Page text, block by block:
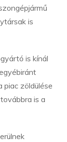
is
is kínál
piac zöldülése
is a